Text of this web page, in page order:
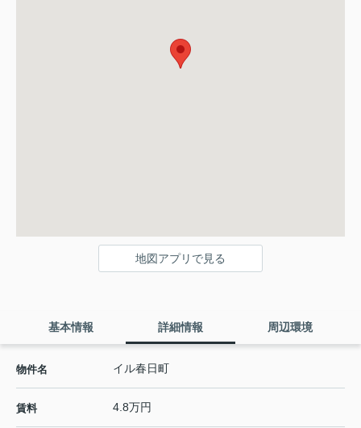
地図アプリで見る
基本情報 詳細情報 周辺環境
物件名 イル春日町
賃料 4.8万円